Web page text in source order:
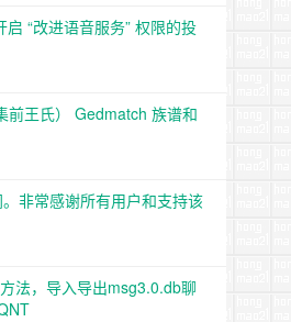
启 “改进语音服务” 权限的投
前王氏） Gedmatch 族谱和
非常感谢所有用户和支持该
法，导入导出msg3.0.db聊